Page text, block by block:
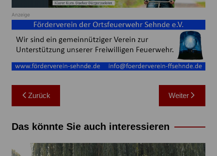
Anzeige
Beitragsnavigation
Zurück Weiter
Das könnte Sie auch interessieren